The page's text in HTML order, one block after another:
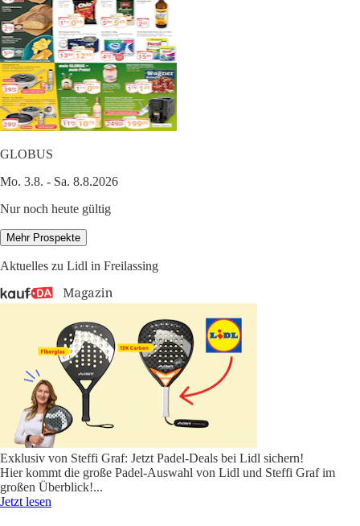
GLOBUS
Mo. 3.8. - Sa. 8.8.2026
Nur noch heute gültig
Mehr Prospekte
Aktuelles zu Lidl in Freilassing
Exklusiv von Steffi Graf: Jetzt Padel-Deals bei Lidl sichern!
Hier kommt die große Padel-Auswahl von Lidl und Steffi Graf im
großen Überblick!...
Jetzt lesen